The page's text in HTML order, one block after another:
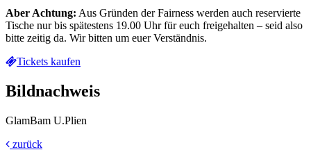
Aber Achtung: Aus Gründen der Fairness werden auch reservierte
Tische nur bis spätestens 19.00 Uhr für euch freigehalten – seid also
bitte zeitig da. Wir bitten um euer Verständnis.
Tickets kaufen
Bildnachweis
GlamBam U.Plien
zurück